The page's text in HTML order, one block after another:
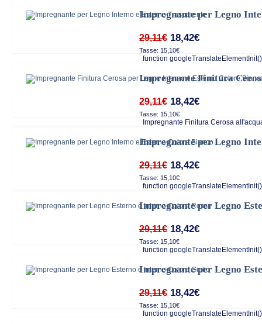
29,11€ 18,42€
Tasse: 15,10€
Impregnante per Legno
function
29,11€ 18,42€
Tasse: 15,10€
Impregnante Finitura
Impregnante Finitura Cerosa
29,11€ 18,42€
Tasse: 15,10€
Impregnante per Legno
function
29,11€ 18,42€
Tasse: 15,10€
Impregnante per Legno
function
29,11€ 18,42€
Tasse: 15,10€
Impregnante per Legno
function